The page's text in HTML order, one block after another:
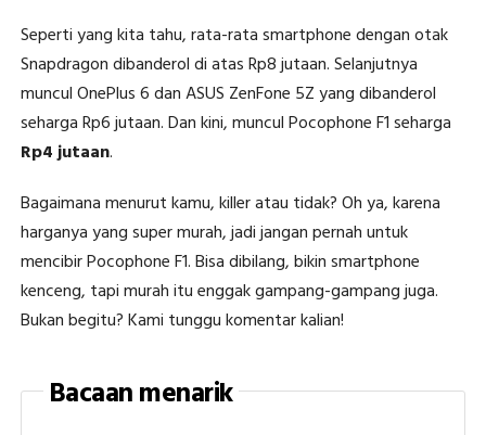
Seperti yang kita tahu, rata-rata smartphone dengan otak
Snapdragon dibanderol di atas Rp8 jutaan. Selanjutnya
muncul OnePlus 6 dan ASUS ZenFone 5Z yang dibanderol
seharga Rp6 jutaan. Dan kini, muncul Pocophone F1 seharga
Rp4 jutaan.
Bagaimana menurut kamu, killer atau tidak? Oh ya, karena
harganya yang super murah, jadi jangan pernah untuk
mencibir Pocophone F1. Bisa dibilang, bikin smartphone
kenceng, tapi murah itu enggak gampang-gampang juga.
Bukan begitu? Kami tunggu komentar kalian!
Bacaan menarik